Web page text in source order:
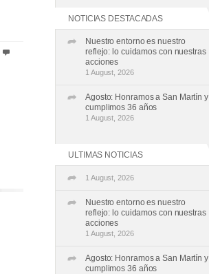
NOTICIAS DESTACADAS
Nuestro entorno es nuestro
reflejo: lo cuidamos con nuestras
acciones
1 August, 2026
Agosto: Honramos a San Martín y
cumplimos 36 años
1 August, 2026
ULTIMAS NOTICIAS
1 August, 2026
Nuestro entorno es nuestro
reflejo: lo cuidamos con nuestras
acciones
1 August, 2026
Agosto: Honramos a San Martín y
cumplimos 36 años